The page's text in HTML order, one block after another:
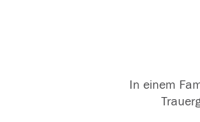
In einem